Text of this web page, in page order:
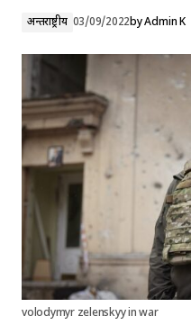
अन्तर्राष्ट्रीय 03/09/2022byAdmin K
volodymyr zelenskyy in war